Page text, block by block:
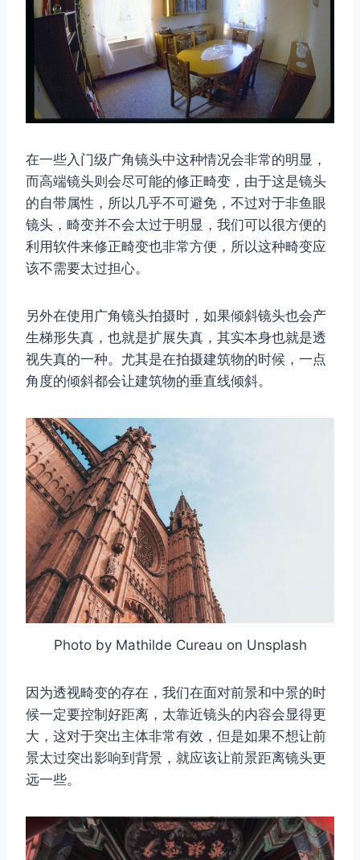
在一些入门级广角镜头中这种情况会非常的明显，
而高端镜头则会尽可能的修正畸变，由于这是镜头
的自带属性，所以几乎不可避免，不过对于非鱼眼
镜头，畸变并不会太过于明显，我们可以很方便的
利用软件来修正畸变也非常方便，所以这种畸变应
该不需要太过担心。
另外在使用广角镜头拍摄时，如果倾斜镜头也会产
生梯形失真，也就是扩展失真，其实本身也就是透
视失真的一种。尤其是在拍摄建筑物的时候，一点
角度的倾斜都会让建筑物的垂直线倾斜。
Photo by Mathilde Cureau on Unsplash
因为透视畸变的存在，我们在面对前景和中景的时
候一定要控制好距离，太靠近镜头的内容会显得更
大，这对于突出主体非常有效，但是如果不想让前
景太过突出影响到背景，就应该让前景距离镜头更
远一些。